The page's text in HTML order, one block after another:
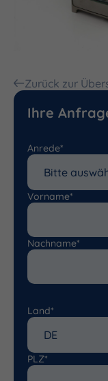
Zurück zur
Ihre
Anrede*
Vorname*
Nachname*
Land*
PLZ*